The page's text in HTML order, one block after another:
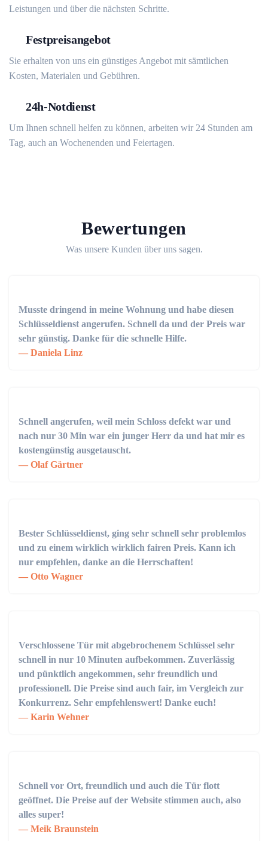
Leistungen und über die nächsten Schritte.
Festpreisangebot
Sie erhalten von uns ein günstiges Angebot mit sämtlichen
Kosten, Materialen und Gebühren.
24h-Notdienst
Um Ihnen schnell helfen zu können, arbeiten wir 24 Stunden am
Tag, auch an Wochenenden und Feiertagen.
Bewertungen
Was unsere Kunden über uns sagen.
Musste dringend in meine Wohnung und habe diesen
Schlüsseldienst angerufen. Schnell da und der Preis war
sehr günstig. Danke für die schnelle Hilfe.
Daniela Linz
Schnell angerufen, weil mein Schloss defekt war und
nach nur 30 Min war ein junger Herr da und hat mir es
kostengünstig ausgetauscht.
Olaf Gärtner
Bester Schlüsseldienst, ging sehr schnell sehr problemlos
und zu einem wirklich wirklich fairen Preis. Kann ich
nur empfehlen, danke an die Herrschaften!
Otto Wagner
Verschlossene Tür mit abgebrochenem Schlüssel sehr
schnell in nur 10 Minuten aufbekommen. Zuverlässig
und pünktlich angekommen, sehr freundlich und
professionell. Die Preise sind auch fair, im Vergleich zur
Konkurrenz. Sehr empfehlenswert! Danke euch!
Karin Wehner
Schnell vor Ort, freundlich und auch die Tür flott
geöffnet. Die Preise auf der Website stimmen auch, also
alles super!
Meik Braunstein